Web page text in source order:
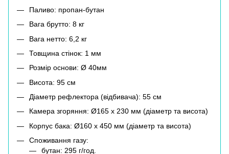
Паливо: пропан-бутан
Вага брутто: 8 кг
Вага нетто: 6,2 кг
Товщина стінок: 1 мм
Розмір основи: Ø 40мм
Висота: 95 см
Діаметр рефлектора (відбивача): 55 см
Камера згоряння: Ø165 х 230 мм (діаметр та висота)
Корпус бака: Ø160 х 450 мм (діаметр та висота)
Споживання газу:
бутан: 295 г/год.